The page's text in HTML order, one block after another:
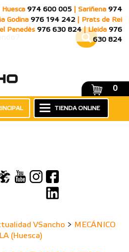
Huesca 974 600 005 Sariñena 974
Godina 976 194 242
Prats de Rei
Penedès 976 630 824 Lleida 976
630 824
0
TIENDA ONLINE
VSancho > MECÁNICO
(Huesca)